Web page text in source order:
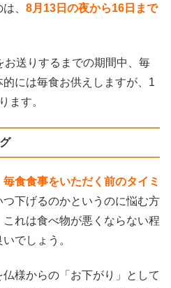
、 8月13日の夜から16日まで
お送りするまでの期間中、毎
には毎食お供えしますが、1
ます。
毎食食事をいただく前のタイミ
下げるのかというのに悩む方
れは食べ物が悪くならない程
でしょう。
様からの「お下がり」として